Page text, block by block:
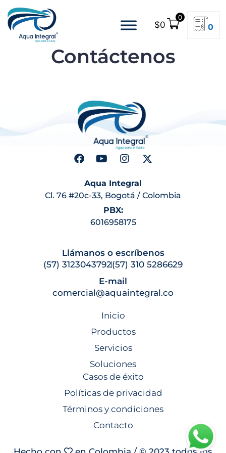
$0
0
0
Contáctenos
Aqua Integral
Cl. 76 #20c-33, Bogotá / Colombia
PBX:
6016958175
Llámanos o escríbenos
(57) 3123043792(57) 310 5286629
E-mail
comercial@aquaintegral.co
Inicio
Productos
Servicios
Soluciones
Casos de éxito
Políticas de privacidad
Términos y condiciones
Contacto